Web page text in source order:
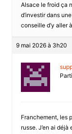
Alsace le froid ça
d’investir dans
conseille d’y aller
9 mai 2026 à 3h20
Franchement, les
russe. J’en ai